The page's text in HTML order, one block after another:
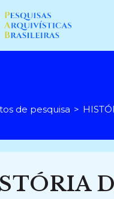
de pesquisa >